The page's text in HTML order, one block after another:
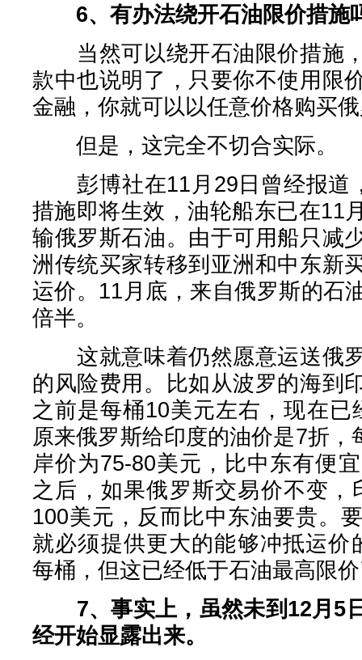
6、有办法绕开石油限价措施
当然可以绕开石油限价措施
款中也说明了，只要你不使用限
金融，你就可以以任意价格购买
但是，这完全不切合实际。
彭博社在11月29日曾经报道
措施即将生效，油轮船东已在11
输俄罗斯石油。由于可用船只减
洲传统买家转移到亚洲和中东新
运价。11月底，来自俄罗斯的石
倍半。
这就意味着仍然愿意运送俄
的风险费用。比如从波罗的海到
之前是每桶10美元左右，现在已
原来俄罗斯给印度的油价是7折
岸价为75-80美元，比中东有便
之后，如果俄罗斯交易价不变，
100美元，反而比中东油要贵。
就必须提供更大的能够冲抵运价
每桶，但这已经低于石油最高限
7、事实上，虽然未到12月5
经开始显露出来。